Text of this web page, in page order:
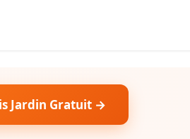
Jardin Gratuit →